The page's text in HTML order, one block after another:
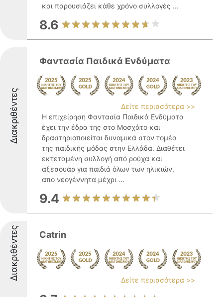
και παρουσιάζει κάθε χρόνο συλλογές ...
8.6
Διακριθέντες
Φαντασία Παιδικά Ενδύματα
Δείτε περισσότερα >>
Η επιχείρηση Φαντασία Παιδικά Ενδύματα
έχει την έδρα της στο Μοσχάτο και
δραστηριοποιείται δυναμικά στον τομέα
της παιδικής μόδας στην Ελλάδα. Διαθέτει
εκτεταμένη συλλογή από ρούχα και
αξεσουάρ για παιδιά όλων των ηλικιών,
από νεογέννητα μέχρι ...
9.4
Διακριθέντες Catrin
Δείτε περισσότερα >>